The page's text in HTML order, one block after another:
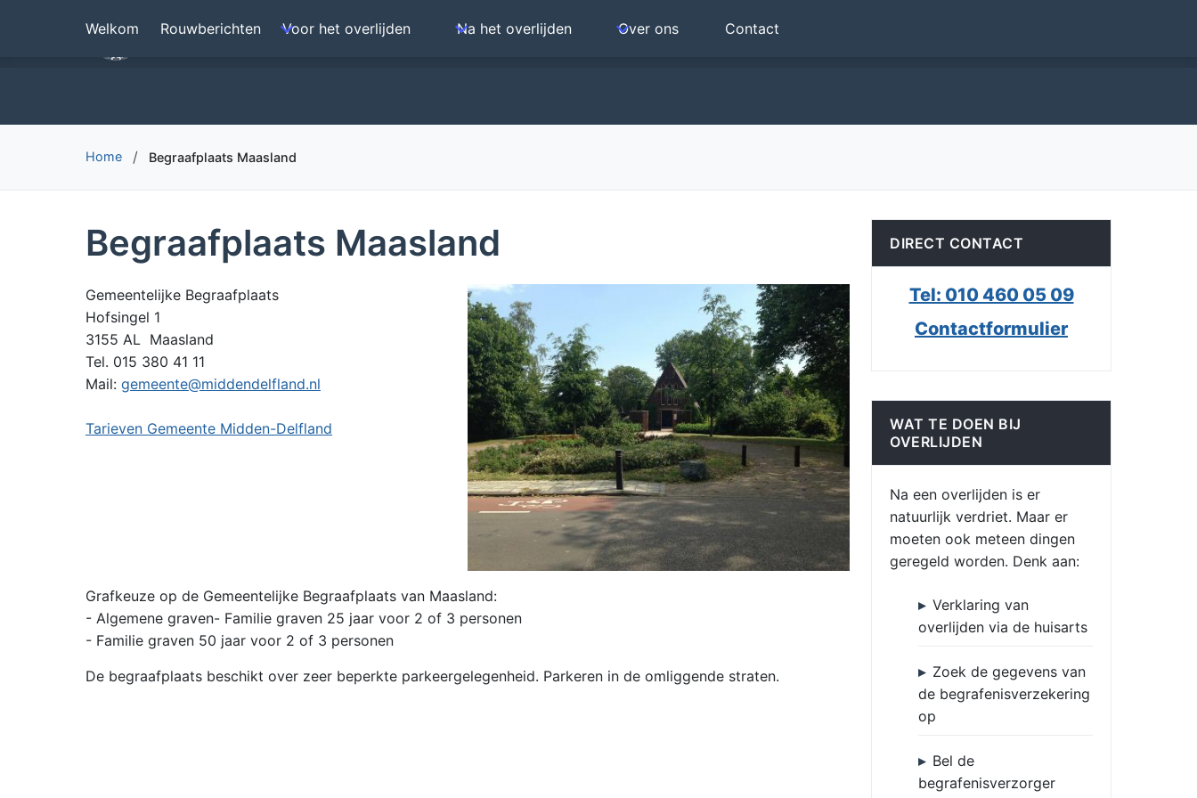
gaan
Begrafenisverzorging Den Hollander
Welkom Rouwberichten Voor het overlijden Na het overlijden Over ons Contact
Home Begraafplaats Maasland
Begraafplaats Maasland
Gemeentelijke Begraafplaats
Hofsingel 1
3155 AL Maasland
Tel. 015 380 41 11
Mail: gemeente@middendelfland.nl
Tarieven Gemeente Midden-Delfland
Grafkeuze op de Gemeentelijke Begraafplaats van Maasland:
- Algemene graven- Familie graven 25 jaar voor 2 of 3 personen
- Familie graven 50 jaar voor 2 of 3 personen
De begraafplaats beschikt over zeer beperkte parkeergelegenheid. Parkeren in de omliggende straten.
DIRECT CONTACT
Tel: 010 460 05 09
Contactformulier
WAT TE DOEN BIJ
OVERLIJDEN
Na een overlijden is er
natuurlijk verdriet. Maar er
moeten ook meteen dingen
geregeld worden. Denk aan:
Verklaring van
overlijden via de huisarts
Zoek de gegevens van
de begrafenisverzekering
op
Bel de
begrafenisverzorger